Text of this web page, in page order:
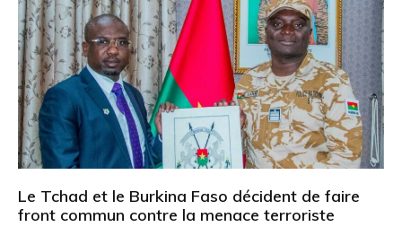
Le Tchad et le Burkina Faso décident de faire
front commun contre la menace terroriste